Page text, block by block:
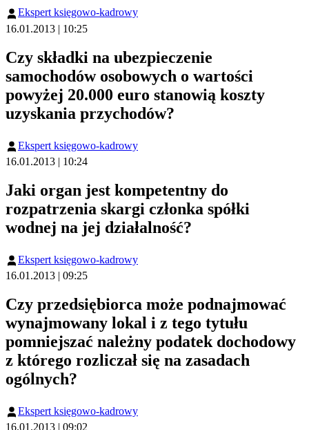
Ekspert księgowo-kadrowy
16.01.2013 | 10:25
Czy składki na ubezpieczenie
samochodów osobowych o wartości
powyżej 20.000 euro stanowią koszty
uzyskania przychodów?
Ekspert księgowo-kadrowy
16.01.2013 | 10:24
Jaki organ jest kompetentny do
rozpatrzenia skargi członka spółki
wodnej na jej działalność?
Ekspert księgowo-kadrowy
16.01.2013 | 09:25
Czy przedsiębiorca może podnajmować
wynajmowany lokal i z tego tytułu
pomniejszać należny podatek dochodowy
z którego rozliczał się na zasadach
ogólnych?
Ekspert księgowo-kadrowy
16.01.2013 | 09:02